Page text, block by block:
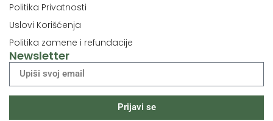
Politika Privatnosti
Uslovi Korišćenja
Politika zamene i refundacije
Newsletter
Prijavi se